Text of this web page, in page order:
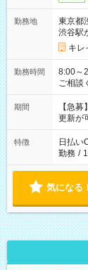
勤務地
東京都
渋谷駅
キレ
勤務時間
8:00～
ご相談
期間
【急
更新が
特徴 日払い
勤務 /
気になる！